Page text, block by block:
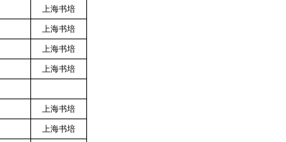
上海书培
上海书培
上海书培
上海书培
上海书培
上海书培